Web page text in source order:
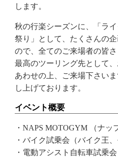
します。
秋の行楽シーズンに、「ラ
祭り」として、たくさんの
ので、全てのご来場者の皆
最高のツーリング先として
あわせの上、ご来場下さい
し上げております。
イベント概要
・NAPS MOTOGYM （ナッ
・バイク試乗会（バイク王
・電動アシスト自転車試乗会